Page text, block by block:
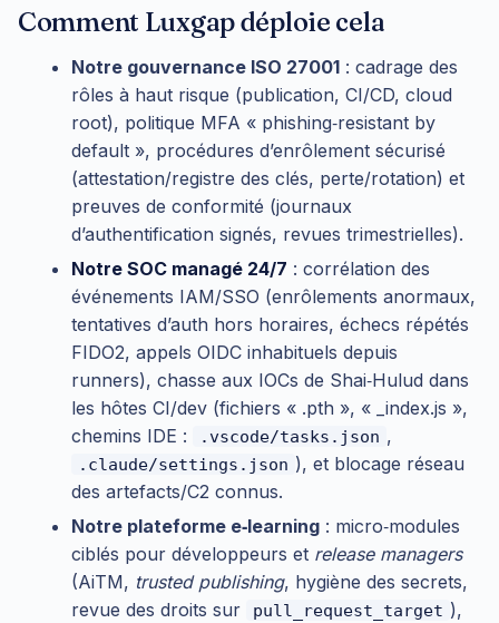
Comment Luxgap déploie cela
Notre gouvernance ISO 27001 : cadrage des
rôles à haut risque (publication, CI/CD, cloud
root), politique MFA « phishing‑resistant by
default », procédures d’enrôlement sécurisé
(attestation/registre des clés, perte/rotation) et
preuves de conformité (journaux
d’authentification signés, revues trimestrielles).
Notre SOC managé 24/7 : corrélation des
événements IAM/SSO (enrôlements anormaux,
tentatives d’auth hors horaires, échecs répétés
FIDO2, appels OIDC inhabituels depuis
runners), chasse aux IOCs de Shai‑Hulud dans
les hôtes CI/dev (fichiers « .pth », « _index.js »,
chemins IDE :
.vscode/tasks.json ,
.claude/settings.json ), et blocage réseau
des artefacts/C2 connus.
Notre plateforme e‑learning : micro‑modules
ciblés pour développeurs et release managers
(AiTM, trusted publishing, hygiène des secrets,
revue des droits sur
pull_request_target ),